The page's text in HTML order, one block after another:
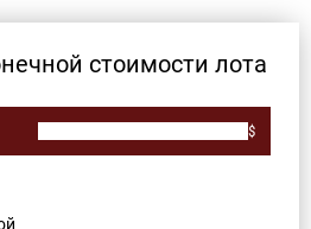
стоимости лота
$